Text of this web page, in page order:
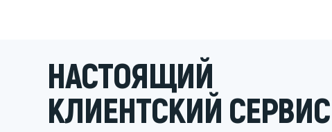
НАСТОЯЩИЙ
КЛИЕНТСКИЙ СЕРВИС